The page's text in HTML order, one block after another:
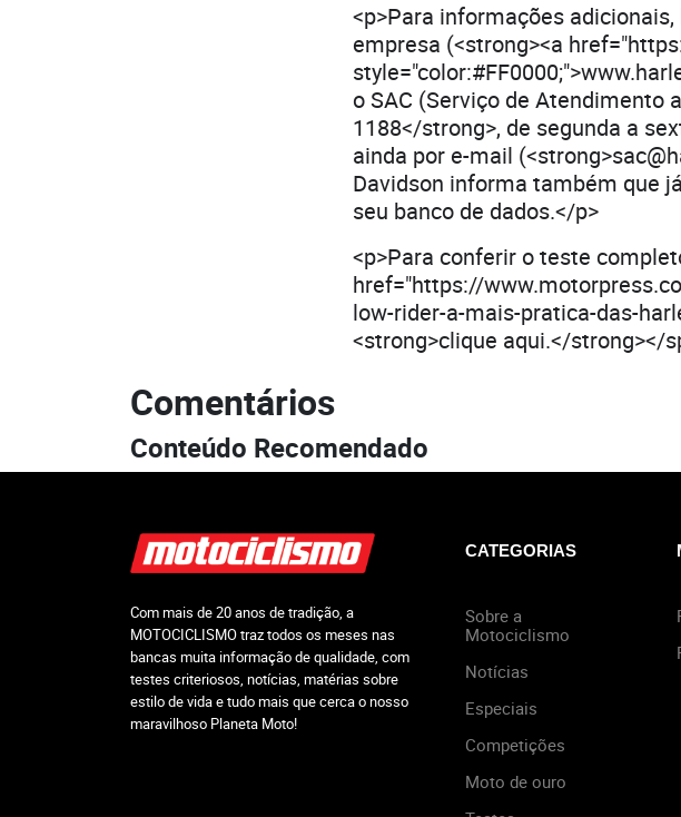
<p>Para informações
empresa (<strong><a
o SAC (Serviço de Atendimento
1188</strong>, de segunda a
ainda por e-mail
Davidson informa também que
seu banco de dados.</p>
<p>Para conferir o teste
href="https://
low-rider-a-mais-pratica-das-
<strong>clique aqui.</strong></
Comentários
Conteúdo Recomendado
Com mais de 20 anos de tradição, a
MOTOCICLISMO traz todos os meses nas
bancas muita informação de qualidade, com
testes criteriosos, notícias, matérias sobre
estilo de vida e tudo mais que cerca o nosso
maravilhoso Planeta Moto!
CATEGORIAS
Sobre a
Motociclismo
Notícias
Especiais
Competições
Moto de ouro